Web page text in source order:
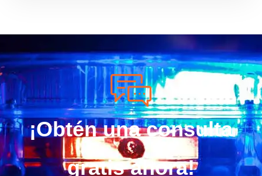
¡Obtén una consulta
gratis ahora!